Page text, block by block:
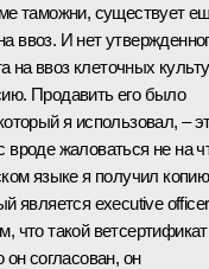
таможни, существует
ввоз. И нет
на ввоз клеточных
Продавить его было
я использовал, –
жаловаться не на
языке я получил копию
является executive officer
что такой ветсертификат
он согласован, он